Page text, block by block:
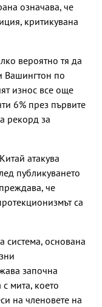
означава, че
критикувана
вероятно тя да
Вашингтон по
износ все още
6% през първите
рекорд за
атакува
публикуването
че
са
система, основана
започна
мита, което
на членовете на